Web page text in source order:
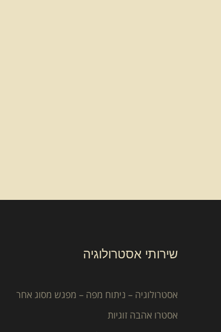
שירותי אסטרולוגיה
אסטרולוגיה – ניתוח מפה – מפגש מסוג אחר
אסטרו אהבה זוגיות